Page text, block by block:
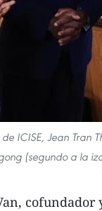
ICISE, Jean Tran
(segundo a la